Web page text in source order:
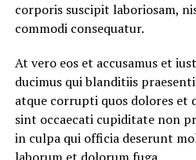
corporis suscipit laboriosam,
commodi consequatur.
At vero eos et accusamus et
ducimus qui blanditiis
atque corrupti quos dolores et
sint occaecati cupiditate non
in culpa qui officia deserunt